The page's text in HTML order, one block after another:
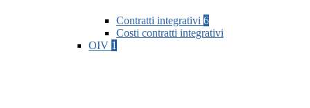
Contratti integrativi 6
Costi contratti integrativi
OIV 1